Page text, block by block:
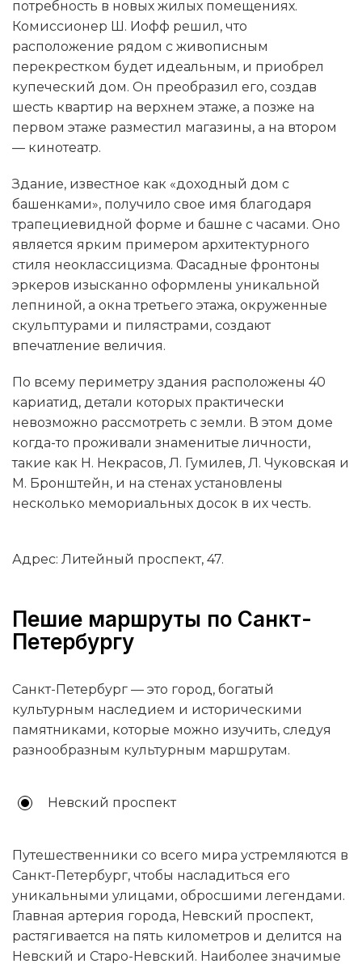
потребность в новых жилых помещениях.
Комиссионер Ш. Иофф решил, что
расположение рядом с живописным
перекрестком будет идеальным, и приобрел
купеческий дом. Он преобразил его, создав
шесть квартир на верхнем этаже, а позже на
первом этаже разместил магазины, а на втором
— кинотеатр.
Здание, известное как «доходный дом с
башенками», получило свое имя благодаря
трапециевидной форме и башне с часами. Оно
является ярким примером архитектурного
стиля неоклассицизма. Фасадные фронтоны
эркеров изысканно оформлены уникальной
лепниной, а окна третьего этажа, окруженные
скульптурами и пилястрами, создают
впечатление величия.
По всему периметру здания расположены 40
кариатид, детали которых практически
невозможно рассмотреть с земли. В этом доме
когда-то проживали знаменитые личности,
такие как Н. Некрасов, Л. Гумилев, Л. Чуковская и
М. Бронштейн, и на стенах установлены
несколько мемориальных досок в их честь.
Адрес: Литейный проспект, 47.
Пешие маршруты по Санкт-
Петербургу
Санкт-Петербург — это город, богатый
культурным наследием и историческими
памятниками, которые можно изучить, следуя
разнообразным культурным маршрутам.
Невский проспект
Путешественники со всего мира устремляются в
Санкт-Петербург, чтобы насладиться его
уникальными улицами, обросшими легендами.
Главная артерия города, Невский проспект,
растягивается на пять километров и делится на
Невский и Старо-Невский. Наиболее значимые